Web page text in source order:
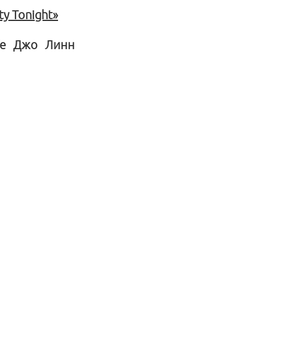
Tonight»
Джо Линн